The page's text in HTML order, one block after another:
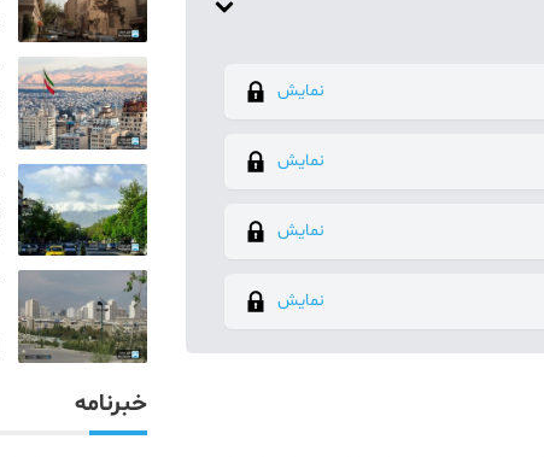
نمایش
نمایش
نمایش
نمایش
خبرنامه